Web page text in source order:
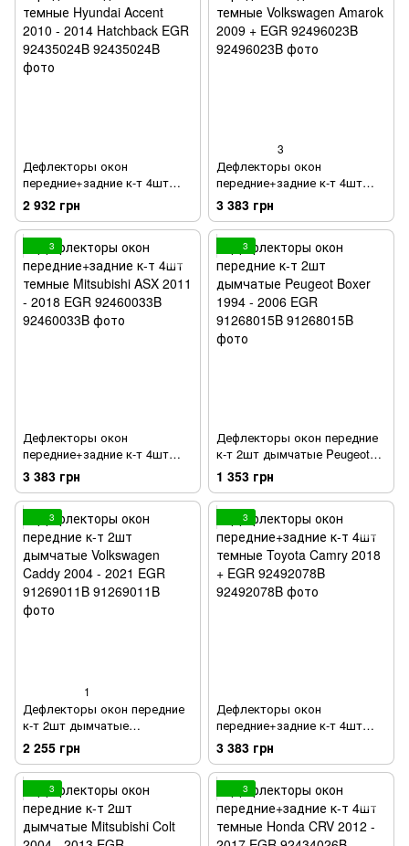
Дефлекторы окон
передние+задние к-т 4шт
темные Hyundai Accent 2010 -
2014 Hatchback EGR
92435024B
2 932 грн
3
Дефлекторы окон
передние+задние к-т 4шт
темные Volkswagen Amarok
2009 + EGR 92496023B
3 383 грн
3
Дефлекторы окон
передние+задние к-т 4шт
темные Mitsubishi ASX 2011 -
2018 EGR 92460033B
3 383 грн
3
Дефлекторы окон передние
к-т 2шт дымчатые Peugeot
Boxer 1994 - 2006 EGR
91268015B
1 353 грн
3
1
Дефлекторы окон передние
к-т 2шт дымчатые
Volkswagen Caddy 2004 - 2021
EGR 91269011B
2 255 грн
3
Дефлекторы окон
передние+задние к-т 4шт
темные Toyota Camry 2018 +
EGR 92492078B
3 383 грн
3 3